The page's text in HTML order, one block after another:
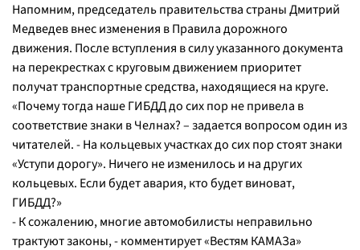
Напомним, председатель правительства страны Дмитрий
Медведев внес изменения в Правила дорожного
движения. После вступления в силу указанного документа
на перекрестках с круговым движением приоритет
получат транспортные средства, находящиеся на круге.
«Почему тогда наше ГИБДД до сих пор не привела в
соответствие знаки в Челнах? – задается вопросом один из
читателей.- На кольцевых участках до сих пор стоят знаки
«Уступи дорогу». Ничего не изменилось и на других
кольцевых. Если будет авария, кто будет виноват,
ГИБДД?»
- К сожалению, многие автомобилисты неправильно
трактуют законы, - комментирует «Вестям КАМАЗа»